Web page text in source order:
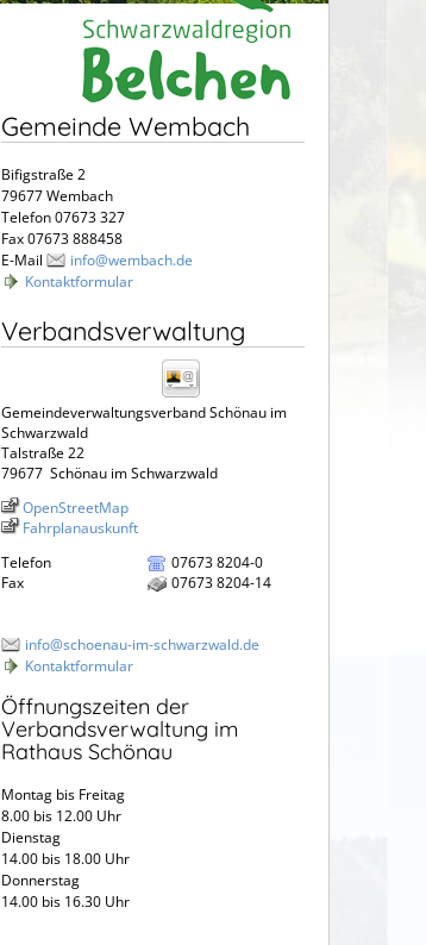
Gemeinde Wembach
Bifigstraße 2
79677 Wembach
Telefon 07673 327
Fax 07673 888458
E-Mail
info@wembach.de
Kontaktformular
Verbandsverwaltung
Gemeindeverwaltungsverband Schönau im
Schwarzwald
Talstraße 22
79677 Schönau im Schwarzwald
OpenStreetMap
Fahrplanauskunft
Telefon
07673 8204-0
Fax
07673 8204-14
info@schoenau-im-schwarzwald.de
Kontaktformular
Öffnungszeiten der
Verbandsverwaltung im
Rathaus Schönau
Montag bis Freitag
8.00 bis 12.00 Uhr
Dienstag
14.00 bis 18.00 Uhr
Donnerstag
14.00 bis 16.30 Uhr